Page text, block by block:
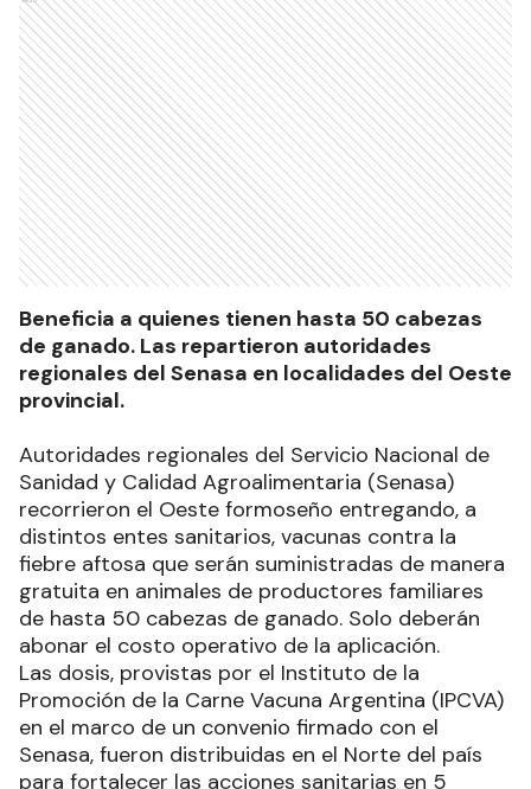
Beneficia a quienes tienen hasta 50 cabezas
de ganado. Las repartieron autoridades
regionales del Senasa en localidades del Oeste
provincial.
Autoridades regionales del Servicio Nacional de
Sanidad y Calidad Agroalimentaria (Senasa)
recorrieron el Oeste formoseño entregando, a
distintos entes sanitarios, vacunas contra la
fiebre aftosa que serán suministradas de manera
gratuita en animales de productores familiares
de hasta 50 cabezas de ganado. Solo deberán
abonar el costo operativo de la aplicación.
Las dosis, provistas por el Instituto de la
Promoción de la Carne Vacuna Argentina (IPCVA)
en el marco de un convenio firmado con el
Senasa, fueron distribuidas en el Norte del país
para fortalecer las acciones sanitarias en 5